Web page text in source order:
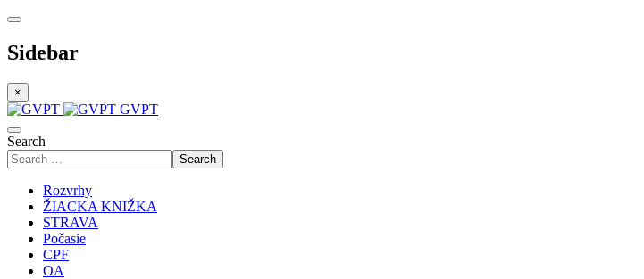
Sidebar
×
GVPT
Search
Search
Rozvrhy
ŽIACKA KNIŽKA
STRAVA
Počasie
CPF
OA